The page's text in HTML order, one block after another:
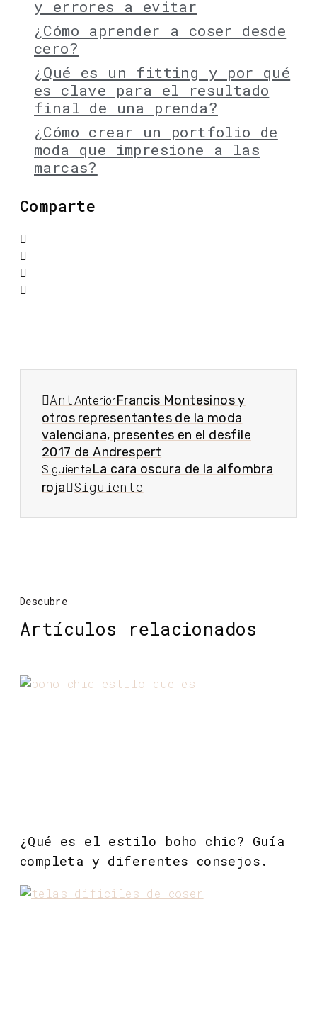
y errores a evitar
¿Cómo aprender a coser desde
cero?
¿Qué es un fitting y por qué
es clave para el resultado
final de una prenda?
¿Cómo crear un portfolio de
moda que impresione a las
marcas?
Comparte
AntAnteriorFrancis Montesinos y
otros representantes de la moda
valenciana, presentes en el desfile
2017 de Andrespert
Siguiente La cara oscura de la alfombra
roja
Siguiente
Descubre
Artículos relacionados
¿Qué es el estilo boho chic? Guía
completa y diferentes consejos.